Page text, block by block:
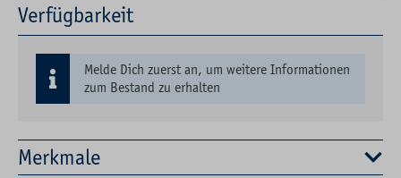
Merkmale
Verfügbarkeit
Melde Dich zuerst an, um weitere Informationen
zum Bestand zu erhalten